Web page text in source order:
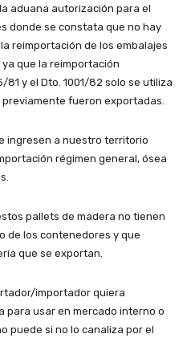
aduana autorización para el
donde se constata que no hay
reimportación de los embalajes
que la reimportación
y el Dto. 1001/82 solo se utiliza
fueron exportadas.
ingresen a nuestro territorio
régimen general, ósea
pallets de madera no tienen
de los contenedores y que
que se exportan.
importador quiera
para usar en mercado interno o
puede si no lo canaliza por el